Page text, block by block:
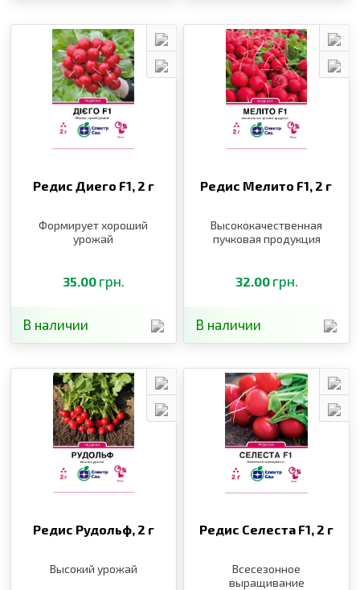
Редис Диего F1, 2 г
Формирует хороший
урожай
35.00 грн.
В наличии
Редис Мелито F1, 2 г
Высококачественная
пучковая продукция
32.00 грн.
В наличии
Редис Рудольф, 2 г
Высокий урожай
Редис Селеста F1, 2 г
Всесезонное
выращивание